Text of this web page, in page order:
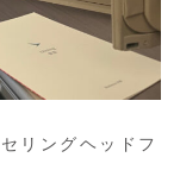
リングヘッドフ